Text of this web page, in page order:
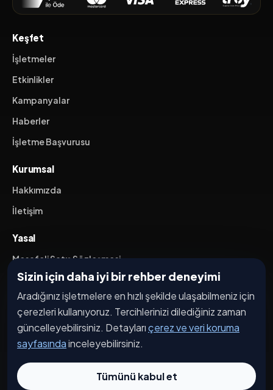
Sizin için daha iyi bir rehber deneyimi
Aradığınız işletmelere en hızlı şekilde ulaşabilmeniz için
çerezleri kullanıyoruz. Tercihlerinizi dilediğiniz zaman
güncelleyebilirsiniz. Detaylarıçerez ve veri koruma
sayfasındainceleyebilirsiniz.
Tümünü kabul et
Keşfet
İşletmeler
Etkinlikler
Kampanyalar
Haberler
İşletme Başvurusu
Kurumsal
Hakkımızda
İletişim
Yasal
Mesafeli Satış Sözleşmesi
İptal / İade Koşulları
Hizmet Şartları
Gizlilik Politikası
Üyelik Sözleşmesi
Kişisel Veri Koruma